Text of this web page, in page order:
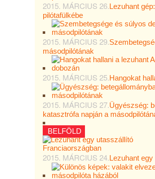
2015. MÁRCIUS 26.Lezuhant
pilótafülkébe
2015. MÁRCIUS 29.
másodpilótának
2015. MÁRCIUS 25.Hangokat
2015. MÁRCIUS 27.Ügyészség:
katasztrófa napján a
BELFÖLD
2015. MÁRCIUS 24.Lezuhant